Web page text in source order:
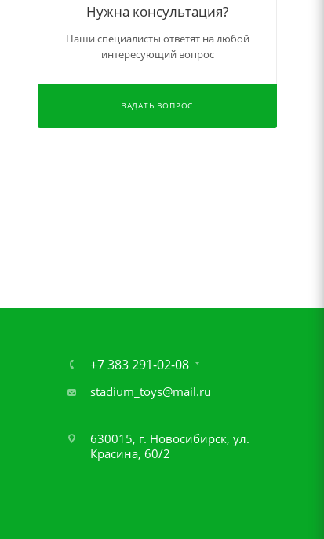
Нужна консультация?
Наши специалисты ответят на любой
интересующий вопрос
ЗАДАТЬ ВОПРОС
+7 383 291-02-08
stadium_toys@mail.ru
630015, г. Новосибирск, ул.
Красина, 60/2